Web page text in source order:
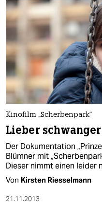
Kinofilm „Scherbenpark“
Lieber
Der Dokumentation
Blümner mit
Dieser nimmt einen leider
Von Kirsten Riesselmann
21.11.2013